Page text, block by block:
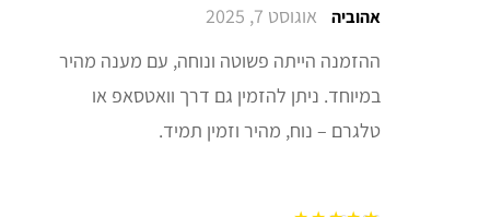
דורג5מתוך 5אהוביה אוגוסט 7, 2025
ההזמנה הייתה פשוטה ונוחה, עם מענה מהיר
במיוחד. ניתן להזמין גם דרך וואטסאפ או
טלגרם – נוח, מהיר וזמין תמיד.